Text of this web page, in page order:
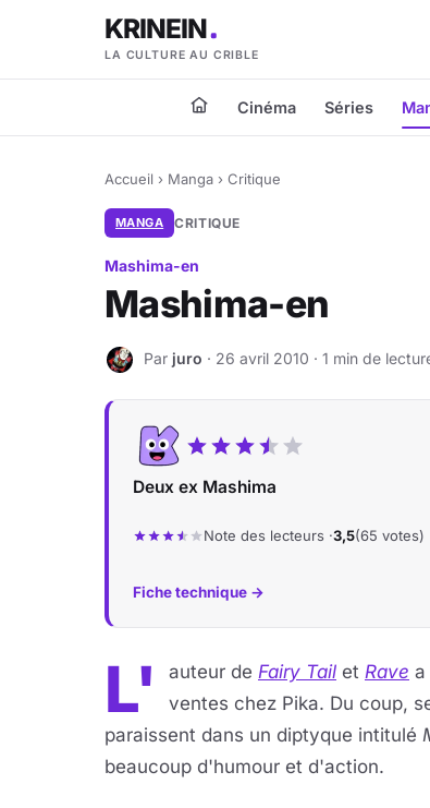
KRINEIN
LA CULTURE AU CRIBLE
Cinéma Séries
Accueil › Manga › Critique
MANGA CRITIQUE
Mashima-en
Mashima-en
J Par juro · 26 avril 2010 · 1 min de
Deux ex Mashima
Note des lecteurs ·3,5(65 votes)
Fiche technique →
L' auteur de Fairy Tail et Rave a
ventes chez Pika. Du coup,
paraissent dans un diptyque intitulé
beaucoup d'humour et d'action.